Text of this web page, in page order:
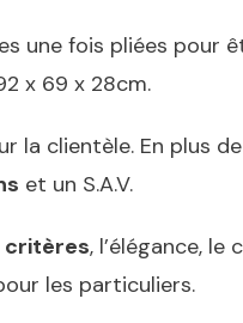
une fois pliées pour
x 69 x 28cm.
la clientèle. En plus
et un S.A.V.
critères, l’élégance, le
les particuliers.